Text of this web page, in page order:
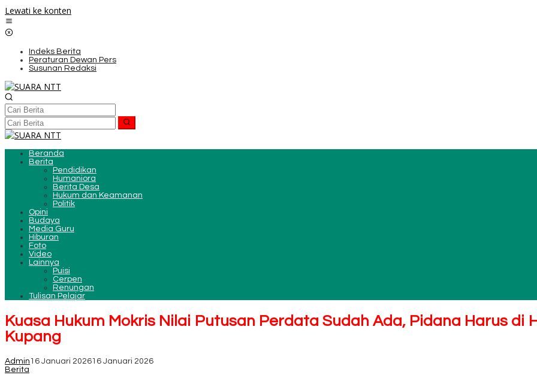
Lewati ke konten
Indeks Berita
Peraturan Dewan Pers
Susunan Redaksi
Beranda
Berita
Pendidikan
Humaniora
Berita Desa
Hukum dan Keamanan
Politik
Opini
Budaya
Media Guru
Hiburan
Foto
Video
Lainnya
Puisi
Cerpen
Renungan
Tulisan Pelajar
Kuasa Hukum Mokris Nilai Putusan Perdata Sudah Ada, Pidana Harus di
Kupang
Admin 16 Januari 202616 Januari 2026
Berita